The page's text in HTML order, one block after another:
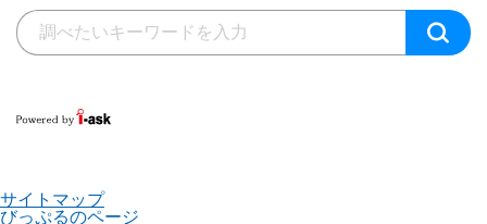
サイトマップ
びっぷるのページ